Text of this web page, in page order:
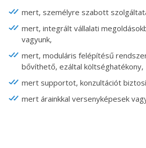
mert, személyre szabott
mert, integrált vállalati
vagyunk,
mert, moduláris felépítésű
bővíthető, ezáltal költséghatékony,
mert supportot, konzultációt
mert árainkkal versenyképesek